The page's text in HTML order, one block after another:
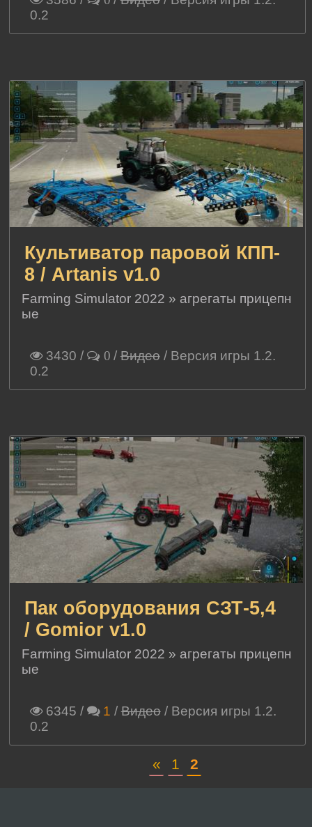
0.2
Культиватор паровой КПП-
8 / Artanis v1.0
Farming Simulator 2022 » агрегаты прицепн
ые
3430 / 0 /Видео/ Версия игры 1.2.
0.2
Пак оборудования СЗТ-5,4
/ Gomior v1.0
Farming Simulator 2022 » агрегаты прицепн
ые
6345 / 1 /Видео/ Версия игры 1.2.
0.2
« 1 2